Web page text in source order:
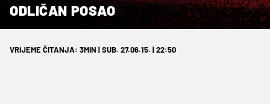
ODLIČAN POSAO
VRIJEME ČITANJA: 3MIN | SUB. 27.06.15. | 22:50